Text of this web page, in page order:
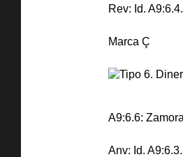
Rev: Id.
Marca Ç
A9:6.6:
Anv: Id. A9:6.3.